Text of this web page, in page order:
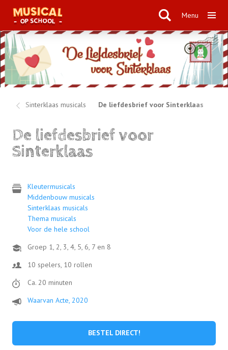
Menu
Sinterklaas musicals De liefdesbrief voor Sinterklaas
De liefdesbrief voor
Sinterklaas
Kleutermusicals
Middenbouw musicals
Sinterklaas musicals
Thema musicals
Voor de hele school
Groep 1, 2, 3, 4, 5, 6, 7 en 8
10 spelers, 10 rollen
Ca. 20 minuten
Waarvan Acte, 2020
BESTEL DIRECT!